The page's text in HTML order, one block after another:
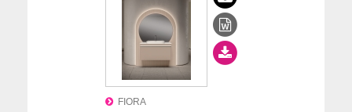
FIORA